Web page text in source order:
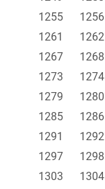
1255
1256
1261
1262
1267
1268
1273
1274
1279
1280
1285
1286
1291
1292
1297
1298
1303
1304